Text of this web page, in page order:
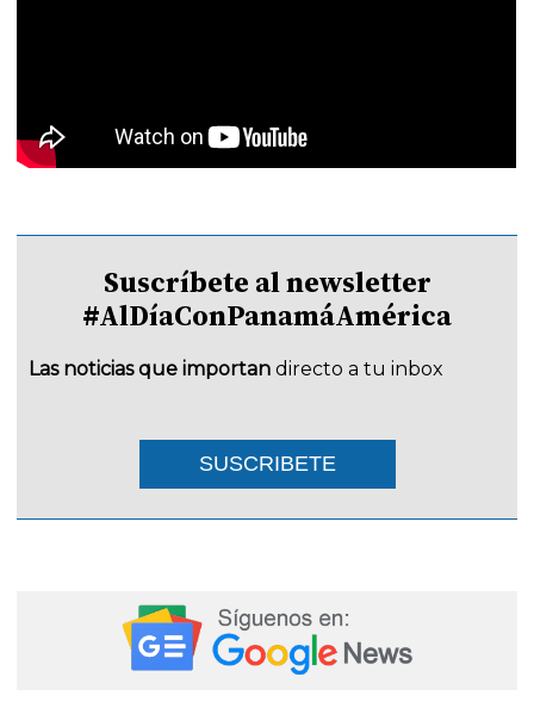
Suscríbete al newsletter
#AlDíaConPanamáAmérica
Las noticias que importan directo a tu inbox
SUSCRIBETE